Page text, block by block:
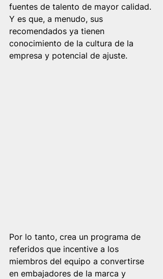
fuentes de talento de mayor calidad.
Y es que, a menudo, sus
recomendados ya tienen
conocimiento de la cultura de la
empresa y potencial de ajuste.
Por lo tanto, crea un programa de
referidos que incentive a los
miembros del equipo a convertirse
en embajadores de la marca y